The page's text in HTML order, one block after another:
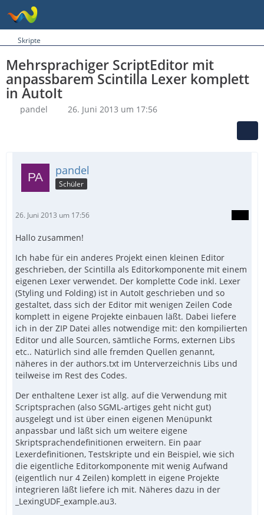
Skripte
Mehrsprachiger ScriptEditor mit
anpassbarem Scintilla Lexer komplett
in AutoIt
pandel 26. Juni 2013 um 17:56
pandel
Schüler
26. Juni 2013 um 17:56
Hallo zusammen!
Ich habe für ein anderes Projekt einen kleinen Editor
geschrieben, der Scintilla als Editorkomponente mit einem
eigenen Lexer verwendet. Der komplette Code inkl. Lexer
(Styling und Folding) ist in AutoIt geschrieben und so
gestaltet, dass sich der Editor mit wenigen Zeilen Code
komplett in eigene Projekte einbauen läßt. Dabei liefere
ich in der ZIP Datei alles notwendige mit: den kompilierten
Editor und alle Sourcen, sämtliche Forms, externen Libs
etc.. Natürlich sind alle fremden Quellen genannt,
näheres in der authors.txt im Unterverzeichnis Libs und
teilweise im Rest des Codes.
Der enthaltene Lexer ist allg. auf die Verwendung mit
Scriptsprachen (also SGML-artiges geht nicht gut)
ausgelegt und ist über einen eigenen Menüpunkt
anpassbar und läßt sich um weitere eigene
Skriptsprachendefinitionen erweitern. Ein paar
Lexerdefinitionen, Testskripte und ein Beispiel, wie sich
die eigentliche Editorkomponente mit wenig Aufwand
(eigentlich nur 4 Zeilen) komplett in eigene Projekte
integrieren läßt liefere ich mit. Näheres dazu in der
_LexingUDF_example.au3.